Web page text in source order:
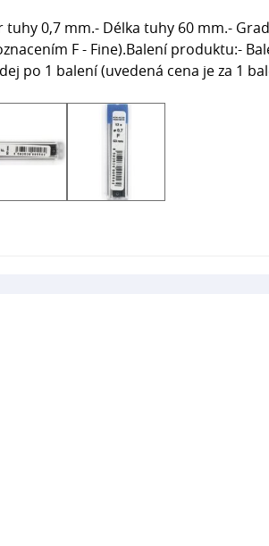
0,7 mm.- Délka tuhy 60 mm.-
F - Fine).Balení produktu:-
po 1 balení (uvedená cena je za 1